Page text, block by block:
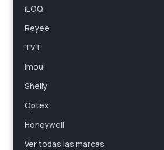
iLOQ
Reyee
TVT
Imou
Shelly
Optex
Honeywell
Ver todas las marcas